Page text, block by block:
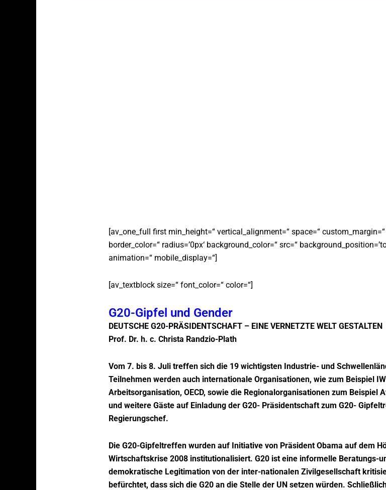
[av_one_full first min_height=“ vertical_alignment=“ space=“ custom_margin=“
border_color=“ radius=’0px‘ background_color=“ src=“
animation=“ mobile_display=“]
[av_textblock size=“ font_color=“ color=“]
G20-Gipfel und Gender
DEUTSCHE G20-PRÄSIDENTSCHAFT – EINE VERNETZTE WELT GESTALTEN
Prof. Dr. h. c. Christa Randzio-Plath
Vom 7. bis 8. Juli treffen sich die 19 wichtigsten Industrie- und
Teilnehmen werden auch internationale Organisationen, wie zum Beispiel
Arbeitsorganisation, OECD, sowie die Regionalorganisationen zum Beispiel
und weitere Gäste auf Einladung der G20- Präsidentschaft zum G20-
Regierungschef.
Die G20-Gipfeltreffen wurden auf Initiative von Präsident Obama auf dem
Wirtschaftskrise 2008 institutionalisiert. G20 ist eine informelle Beratungs-
demokratische Legitimation von der inter-nationalen Zivilgesellschaft
befürchtet, dass sich die G20 an die Stelle der UN setzen würden.